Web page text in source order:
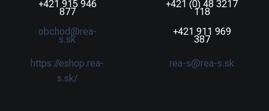
+421 915 946
877
obchod@rea-
s.sk
https://eshop.rea-
s.sk/
+421 (0) 48 3217
118
+421 911 969
387
rea-s@rea-s.sk